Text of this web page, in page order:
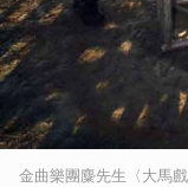
金曲樂團麋先生〈大馬